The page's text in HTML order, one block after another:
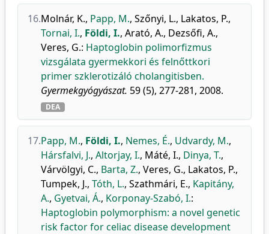
16.Molnár, K., Papp, M., Szőnyi, L., Lakatos, P.,
Tornai, I., Földi, I., Arató, A., Dezsőfi, A.,
Veres, G.: Haptoglobin polimorfizmus
vizsgálata gyermekkori és felnőttkori
primer szklerotizáló cholangitisben.
Gyermekgyógyászat. 59 (5), 277-281, 2008.
DEA
17.Papp, M., Földi, I., Nemes, É., Udvardy, M.,
Hársfalvi, J., Altorjay, I., Máté, I., Dinya, T.,
Várvölgyi, C., Barta, Z., Veres, G., Lakatos, P.,
Tumpek, J., Tóth, L., Szathmári, E., Kapitány,
A., Gyetvai, Á., Korponay-Szabó, I.:
Haptoglobin polymorphism: a novel genetic
risk factor for celiac disease development